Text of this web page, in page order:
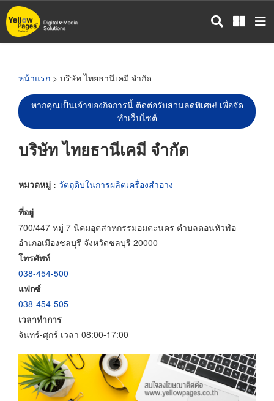
ข้าม
ไป
หน้าแรก > บริษัท ไทยธานีเคมี จำกัด
หากคุณเป็นเจ้าของกิจการนี้ ติดต่อรับส่วนลดพิเศษ! เพื่อจัด
ทำเว็บไซต์
บริษัท ไทยธานีเคมี จำกัด
หมวดหมู่ : วัตถุดิบในการผลิตเครื่องสำอาง
ที่อยู่
700/447 หมู่ 7 นิคมอุตสาหกรรมอมตะนคร ตำบลดอนหัวฬ่อ
อำเภอเมืองชลบุรี จังหวัดชลบุรี 20000
โทรศัพท์
038-454-500
แฟกซ์
038-454-505
เวลาทำการ
จันทร์-ศุกร์ เวลา 08:00-17:00